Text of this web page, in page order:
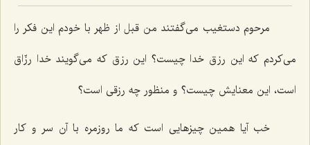
مرحوم دستغیب می‌گفتند من قبل از ظهر با خودم این فكر را
می‌كردم كه این رزق خدا چیست؟ این رزق كه می‌گویند خدا رزّاق
است، این معنایش چیست؟ و منظور چه رزقی است؟
خب آیا همین چیزهایی است كه ما روزمره با آن سر و كار